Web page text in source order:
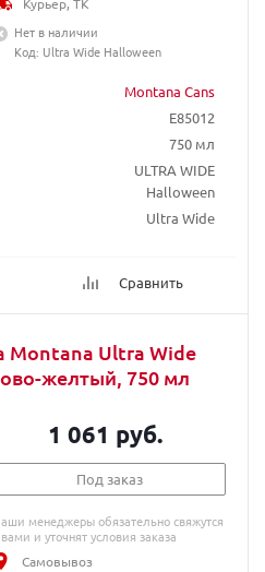
Montana Cans
E85012
750 мл
ULTRA WIDE
Halloween
Ultra Wide
Сравнить
Нет в наличии
Код: Ultra Wide Halloween
Montana Ultra Wide
желтый, 750 мл
1 061 руб.
Под заказ
менеджеры обязательно свяжутся
и уточнят условия заказа
Самовывоз